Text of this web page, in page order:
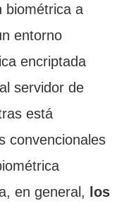
biométrica a
entorno
encriptada
servidor de
está
convencionales
en general,
los